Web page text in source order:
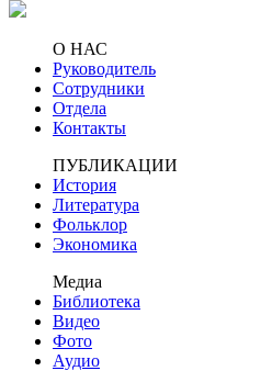
О НАС
Руководитель
Сотрудники
Отдела
Контакты
ПУБЛИКАЦИИ
История
Литература
Фольклор
Экономика
Медиа
Библиотека
Видео
Фото
Аудио